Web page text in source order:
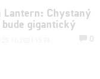
Lantern: Chystaný
gigantický
0